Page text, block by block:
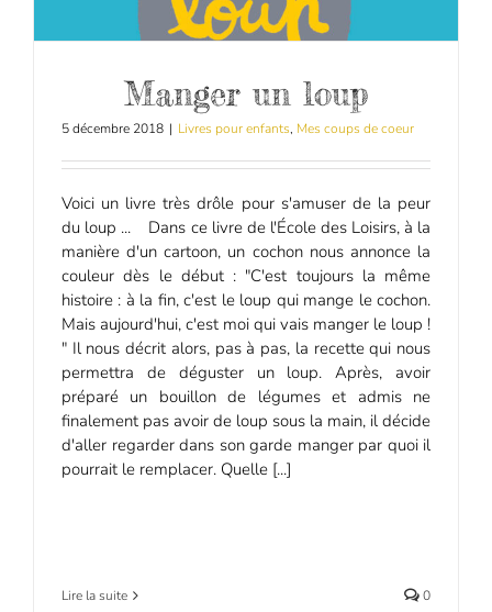
Manger un loup
5 décembre 2018 | Livres pour enfants, Mes coups de coeur
Voici un livre très drôle pour s'amuser de la peur
du loup ... Dans ce livre de l'École des Loisirs, à la
manière d'un cartoon, un cochon nous annonce la
couleur dès le début : "C'est toujours la même
histoire : à la fin, c'est le loup qui mange le cochon.
Mais aujourd'hui, c'est moi qui vais manger le loup !
" Il nous décrit alors, pas à pas, la recette qui nous
permettra de déguster un loup. Après, avoir
préparé un bouillon de légumes et admis ne
finalement pas avoir de loup sous la main, il décide
d'aller regarder dans son garde manger par quoi il
pourrait le remplacer. Quelle [...]
Lire la suite 0